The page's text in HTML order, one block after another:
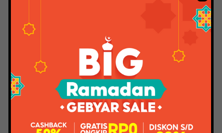
Selain itu, membedakan bintang putih betina dari
jantan cukup sulit. Setelah diperhatikan, bintang putih
jantan memiliki perbedaan yaitu ukuran kepala lebih
besar dan volume lebih keras. Mereka juga lebih
sering bernyanyi daripada bintang putih wanita, yang
memiliki kepala lebih kecil dan volume lebih rendah.
Dalam hal kicau, burung jalak bisa menirukan suara